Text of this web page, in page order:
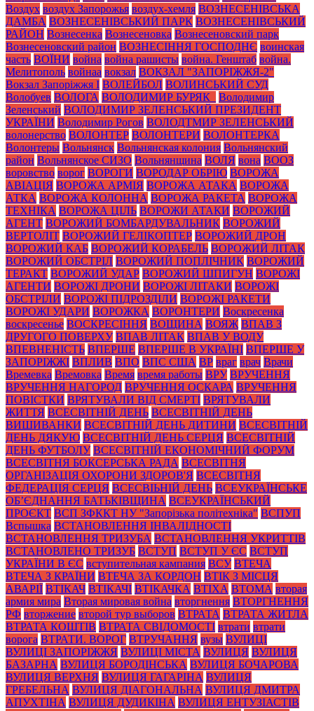
Воздух воздух Запорожья воздух-хемля ВОЗНЕСЕНІВСЬКА
ДАМБА ВОЗНЕСЕНІВСЬКИЙ ПАРК ВОЗНЕСЕНІВСЬКИЙ
РАЙОН Вознесенка Вознесеновка Вознесеновский парк
Вознесеновский район ВОЗНЕСІННЯ ГОСПОДНЄ воинская
часть ВОЇНИ война война рашисты война. Генштаб война.
Мелитополь войнаа вокзал ВОКЗАЛ "ЗАПОРІЖЖЯ-2"
Вокзал Запоріжжя І ВОЛЕЙБОЛ ВОЛИНСЬКИЙ СУД
Волобуев ВОЛОГА ВОЛОДИМИР БУРЯК_
Володимир
Зеленський ВОЛОДИМИР ЗЕЛЕНСЬКИЙ ПРЕЗИДЕНТ
УКРАЇНИ Володимир Рогов ВОЛОДТМИР ЗЕЛЕНСЬКИЙ
волонерство ВОЛОНТЕР ВОЛОНТЕРИ ВОЛОНТЕРКА
Волонтеры Вольнянск Вольнянская колония Вольнянский
район Вольнянское СИЗО Вольнянщина ВОЛЯ вона ВООЗ
воровство ворог ВОРОГИ ВОРОДАР ОБРІЮ ВОРОЖА
АВІАЦІЯ ВОРОЖА АРМІЯ ВОРОЖА АТАКА ВОРОЖА
АТКА ВОРОЖА КОЛОННА ВОРОЖА РАКЕТА ВОРОЖА
ТЕХНІКА ВОРОЖА ЦІЛЬ ВОРОЖИ АТАКИ ВОРОЖИЙ
АГЕНТ ВОРОЖИЙ БОМБАРДУВАЛЬНИК ВОРОЖИЙ
ВЕРТОЛІТ ВОРОЖИЙ ГЕЛІКОПТЕР ВОРОЖИЙ ДРОН
ВОРОЖИЙ КАБ ВОРОЖИЙ КОРАБЕЛЬ ВОРОЖИЙ ЛІТАК
ВОРОЖИЙ ОБСТРІЛ ВОРОЖИЙ ПОПЛІЧНИК ВОРОЖИЙ
ТЕРАКТ ВОРОЖИЙ УДАР ВОРОЖИЙ ШПИГУН ВОРОЖІ
АГЕНТИ ВОРОЖІ ДРОНИ ВОРОЖІ ЛІТАКИ ВОРОЖІ
ОБСТРІЛИ ВОРОЖІ ПІДРОЗДІЛИ ВОРОЖІ РАКЕТИ
ВОРОЖІ УДАРИ ВОРОЖКА ВОРОНТЕРИ Воскресенка
воскресенье ВОСКРЕСІННЯ ВОЩИНА ВОЯЖ ВПАВ З
ДРУГОГО ПОВЕРХУ ВПАВ ЛІТАК ВПАВ У ВОДУ
ВПЕВНЕНІСТЬ ВПЕРШЕ ВПЕРШЕ В УКРАЇНІ ВПЕРШЕ У
ЗАПОРІЖЖІ ВПЛИВ ВПО ВПС США ВР враг врач Врачи
Времевка Времовка Время время работы ВРУ ВРУЧЕННЯ
ВРУЧЕННЯ НАГОРОД ВРУЧЕННЯ ОСКАРА ВРУЧЕННЯ
ПОВІСТКИ ВРЯТУВАЛИ ВІД СМЕРТІ ВРЯТУВАЛИ
ЖИТТЯ ВСЕСВІТНІЙ ДЕНЬ ВСЕСВІТНІЙ ДЕНЬ
ВИШИВАНКИ ВСЕСВІТНІЙ ДЕНЬ ДИТИНИ ВСЕСВІТНІЙ
ДЕНЬ ДЯКУЮ ВСЕСВІТНІЙ ДЕНЬ СЕРЦЯ ВСЕСВІТНІЙ
ДЕНЬ ФУТБОЛУ ВСЕСВІТНІЙ ЕКОНОМІЧНИЙ ФОРУМ
ВСЕСВІТНЯ БОКСЕРСЬКА РАДА ВСЕСВІТНЯ
ОРГАНІЗАЦІЯ ОХОРОНИ ЗДОРОВ'Я ВСЕСВІТНЯ
ФЕДЕРАЦІЯ СЕРЦЯ ВСЕСВІЬНІЙ ДЕНЬ ВСЕУКРАЇНСЬКЕ
ОБ’ЄДНАННЯ БАТЬКІВЩИНА ВСЕУКРАЇНСЬКИЙ
ПРОЄКТ ВСП ЗФККТ НУ "Запорізька політехніка" ВСПУП
Вспышка ВСТАНОВЛЕННЯ ІНВАЛІДНОСТІ
ВСТАНОВЛЕННЯ ТРИЗУБА ВСТАНОВЛЕННЯ УКРИТТІВ
ВСТАНОВЛЕНО ТРИЗУБ ВСТУП ВСТУП У ЄС ВСТУП
УКРАЇНИ В ЄС вступительная кампания ВСУ ВТЕЧА
ВТЕЧА З КРАЇНИ ВТЕЧА ЗА КОРДОН ВТІК З МІСЦЯ
АВАРІЇ ВТІКАЧ ВТІКАЧІ ВТІКАЧКА ВТІХА ВТОМА вторая
армия мира Вторая мировая война вторгнення ВТОРГНЕННЯ
РФ вторжение второй тур выборов ВТРАТА ВТРАТА ЖИТЛА
ВТРАТА КОШТІВ ВТРАТА СВІДОМОСТІ втрати втрати
ворога ВТРАТИ. ВОРОГ ВТРУЧАННЯ вузы ВУЛИЦІ
ВУЛИЦІ ЗАПОРІЖЖЯ ВУЛИЦІ МІСТА ВУЛИЦЯ ВУЛИЦЯ
БАЗАРНА ВУЛИЦЯ БОРОДІНСЬКА ВУЛИЦЯ БОЧАРОВА
ВУЛИЦЯ ВЕРХНЯ ВУЛИЦЯ ГАГАРІНА ВУЛИЦЯ
ГРЕБЕЛЬНА ВУЛИЦЯ ДІАГОНАЛЬНА ВУЛИЦЯ ДМИТРА
АПУХТІНА ВУЛИЦЯ ДУДИКІНА ВУЛИЦЯ ЕНТУЗІАСТІВ